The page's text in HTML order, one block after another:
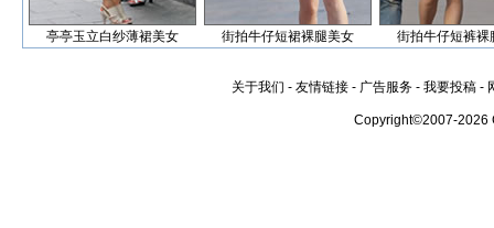
亭亭玉立白纱薄裙美女 街拍牛仔短裙裸腿美女 街拍牛仔短裤裸
关于我们 - 友情链接 - 广告服务 - 我要投稿 -
Copyright©2007-2026